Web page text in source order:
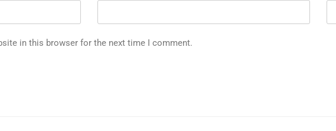
in this browser for the next time I comment.